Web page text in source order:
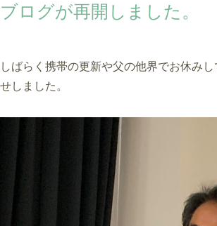
ブログが再開しました。
しばらく携帯の更新や父の他界でお休み
せしました。